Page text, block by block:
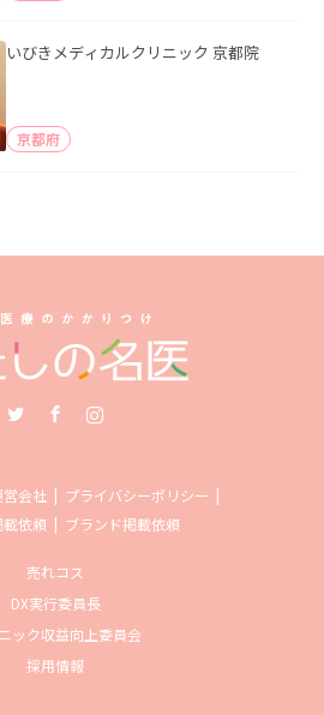
いびきメディカルクリニック 京都院
京都府
営会社
プライバシーポリシー
依頼
ブランド掲載依頼
売れコス
DX実行委員長
ック収益向上委員会
採用情報